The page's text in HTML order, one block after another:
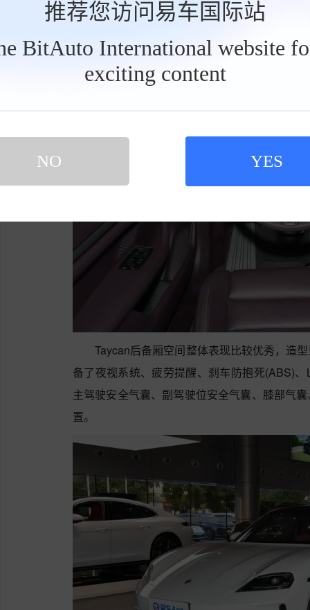
推荐您访问易车国际站
BitAuto International website
exciting content
NO YES
力表现不错。
Taycan后备厢空间整体表现比较优秀，造
备了夜视系统、疲劳提醒、刹车防抱死(ABS)
主驾驶安全气囊、副驾驶位安全气囊、膝部气
置。